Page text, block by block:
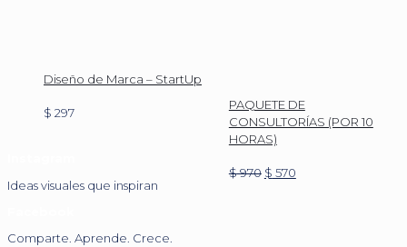
Diseño de Marca – StartUp
$ 297
PAQUETE DE
CONSULTORÍAS (POR 10
HORAS)
$970 Original
$ 570Current
Ideas visuales que inspiran
Comparte. Aprende. Crece.